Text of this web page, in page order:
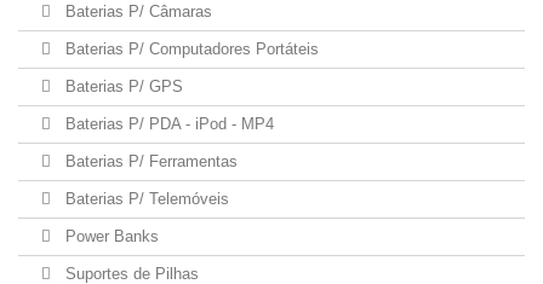
Baterias P/ Câmaras
Baterias P/ Computadores Portáteis
Baterias P/ GPS
Baterias P/ PDA - iPod - MP4
Baterias P/ Ferramentas
Baterias P/ Telemóveis
Power Banks
Suportes de Pilhas